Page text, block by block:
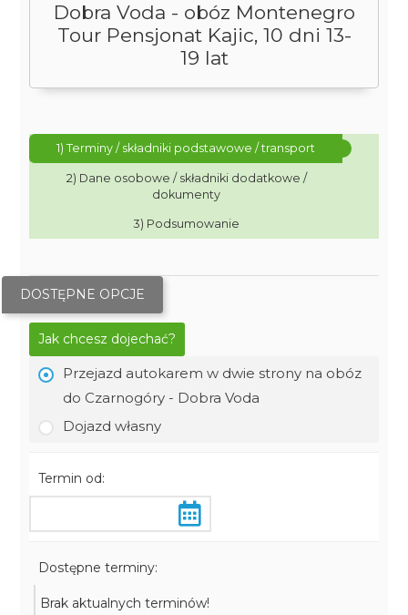
Dobra Voda - obóz Montenegro
Tour Pensjonat Kajic, 10 dni 13-
19 lat
1) Terminy / składniki podstawowe / transport
2) Dane osobowe / składniki dodatkowe /
dokumenty
3) Podsumowanie
DOSTĘPNE OPCJE
Jak chcesz dojechać?
Przejazd autokarem w dwie strony na obóz
do Czarnogóry - Dobra Voda
Dojazd własny
Termin od:
Dostępne terminy:
Brak aktualnych terminów!